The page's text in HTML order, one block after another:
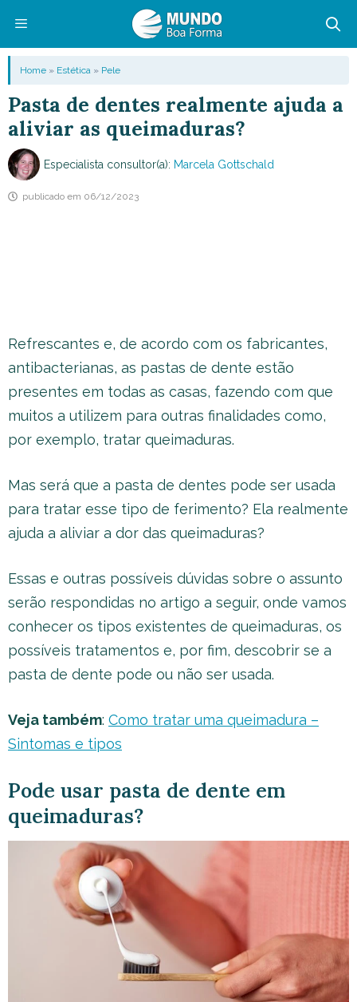
conteúdo
Menu
Home » Estética » Pele
Pasta de dentes realmente ajuda a
aliviar as queimaduras?
Especialista consultor(a): Marcela Gottschald
publicado em 06/12/2023
Refrescantes e, de acordo com os fabricantes,
antibacterianas, as pastas de dente estão
presentes em todas as casas, fazendo com que
muitos a utilizem para outras finalidades como,
por exemplo, tratar queimaduras.
Mas será que a pasta de dentes pode ser usada
para tratar esse tipo de ferimento? Ela realmente
ajuda a aliviar a dor das queimaduras?
Essas e outras possíveis dúvidas sobre o assunto
serão respondidas no artigo a seguir, onde vamos
conhecer os tipos existentes de queimaduras, os
possíveis tratamentos e, por fim, descobrir se a
pasta de dente pode ou não ser usada.
Veja também: Como tratar uma queimadura –
Sintomas e tipos
Pode usar pasta de dente em
queimaduras?